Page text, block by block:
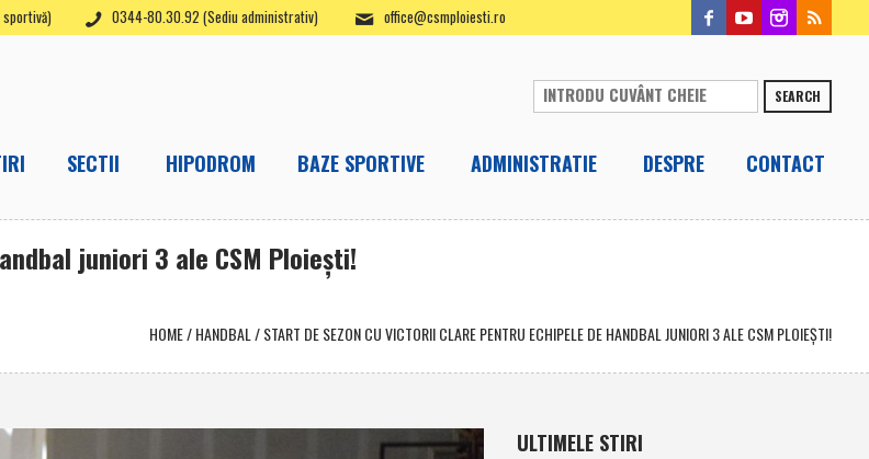
0344-80.30.92 (Sediu administrativ) office@csmploiesti.ro
SEARCH
SECTII HIPODROM BAZE SPORTIVE ADMINISTRATIE DESPRE CONTACT
juniori 3 ale CSM Ploieşti!
HOME/HANDBAL /START DE SEZON CU VICTORII CLARE PENTRU ECHIPELE DE HANDBAL JUNIORI 3 ALE CSM PLOIEŞTI!
ULTIMELE STIRI